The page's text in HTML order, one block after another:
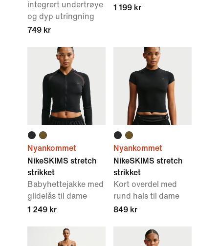
integrert undertrøye
og dyp utringning
749 kr
1 199 kr
Nyankommet
NikeSKIMS stretch
strikket
Babyhettejakke med
glidelås til dame
1 249 kr
Nyankommet
NikeSKIMS stretch
strikket
Kort overdel med
rund hals til dame
849 kr